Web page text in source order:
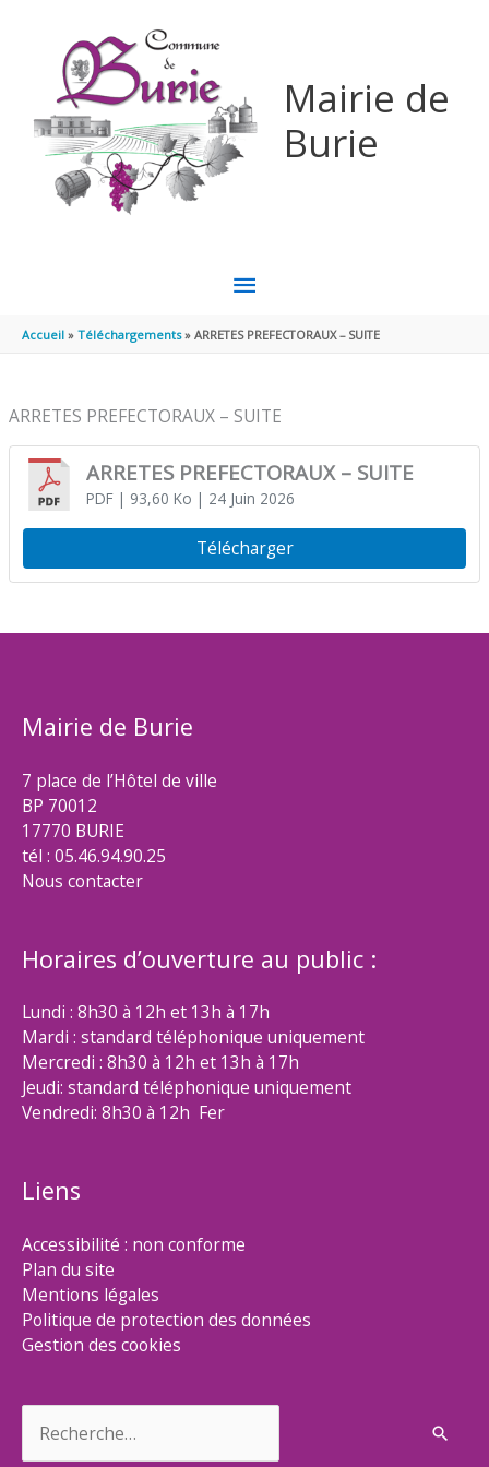
Mairie de
Burie
MENU
PRINCIPAL
Accueil Téléchargements ARRETES PREFECTORAUX – SUITE
ARRETES PREFECTORAUX – SUITE
ARRETES PREFECTORAUX – SUITE
PDF| 93,60 Ko | 24 Juin 2026
Télécharger
Mairie de Burie
7 place de l’Hôtel de ville
BP 70012
17770 BURIE
tél : 05.46.94.90.25
Nous contacter
Horaires d’ouverture au public :
Lundi : 8h30 à 12h et 13h à 17h
Mardi : standard téléphonique uniquement
Mercredi : 8h30 à 12h et 13h à 17h
Jeudi: standard téléphonique uniquement
Vendredi: 8h30 à 12h Fer
Liens
Accessibilité : non conforme
Plan du site
Mentions légales
Politique de protection des données
Gestion des cookies